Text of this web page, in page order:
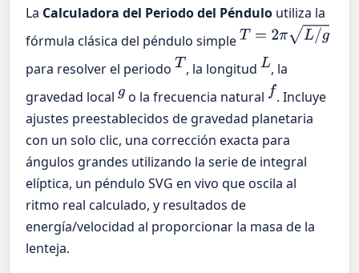
La Calculadora del Periodo del Péndulo utiliza la
fórmula clásica del péndulo simpleT= 2π L/g
para resolver el periodo T , la longitud L , la
gravedad localgo la frecuencia natural f . Incluye
ajustes preestablecidos de gravedad planetaria
con un solo clic, una corrección exacta para
ángulos grandes utilizando la serie de integral
elíptica, un péndulo SVG en vivo que oscila al
ritmo real calculado, y resultados de
energía/velocidad al proporcionar la masa de la
lenteja.